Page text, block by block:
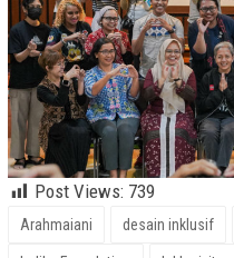
Post Views: 739
Arahmaiani desain inklusif